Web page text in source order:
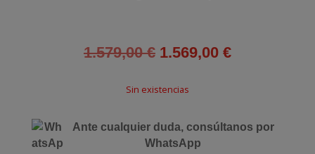
1.579,00€ El
original
1.569,00 €El
Sin existencias
Ante cualquier duda, consúltanos por
WhatsApp